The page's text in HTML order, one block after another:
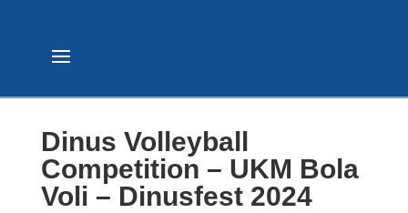
Dinus Volleyball
Competition – UKM Bola
Voli – Dinusfest 2024